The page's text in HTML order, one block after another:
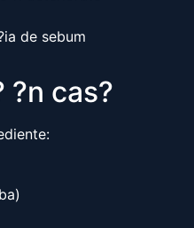
de sebum
?n cas?